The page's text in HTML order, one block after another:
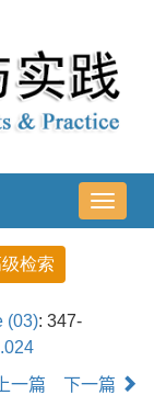
导
航
(03): 347-
一篇 下一篇